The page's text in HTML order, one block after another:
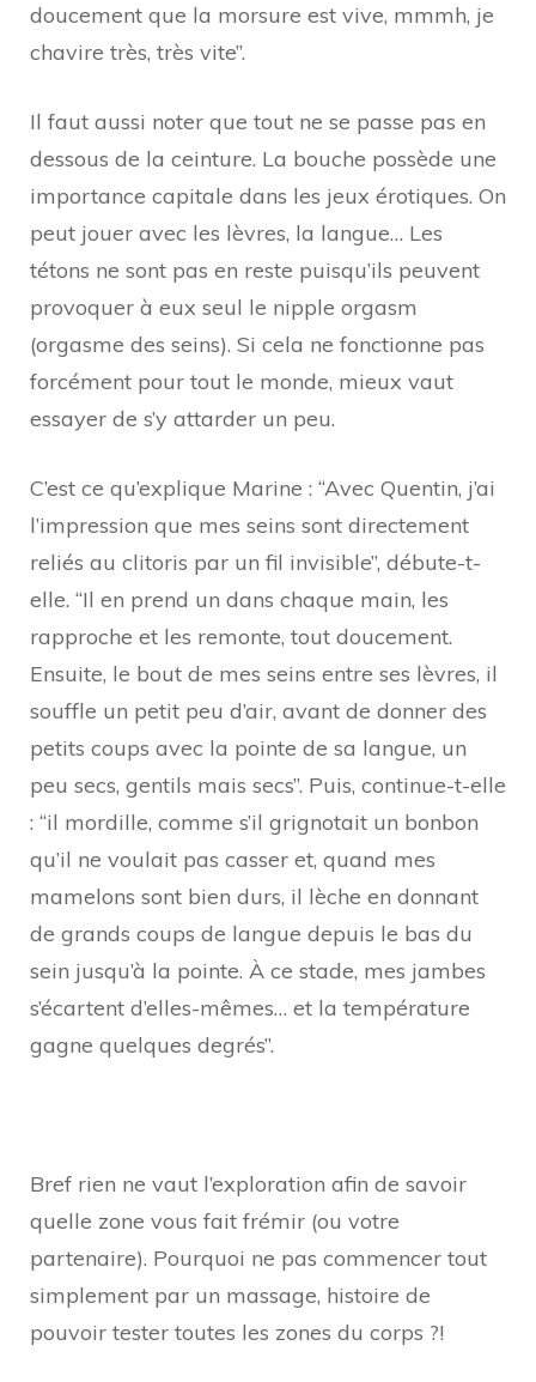
doucement que la morsure est vive, mmmh, je
chavire très, très vite”.
Il faut aussi noter que tout ne se passe pas en
dessous de la ceinture. La bouche possède une
importance capitale dans les jeux érotiques. On
peut jouer avec les lèvres, la langue… Les
tétons ne sont pas en reste puisqu’ils peuvent
provoquer à eux seul le nipple orgasm
(orgasme des seins). Si cela ne fonctionne pas
forcément pour tout le monde, mieux vaut
essayer de s’y attarder un peu.
C’est ce qu’explique Marine : “Avec Quentin, j’ai
l’impression que mes seins sont directement
reliés au clitoris par un fil invisible”, débute-t-
elle. “Il en prend un dans chaque main, les
rapproche et les remonte, tout doucement.
Ensuite, le bout de mes seins entre ses lèvres, il
souffle un petit peu d’air, avant de donner des
petits coups avec la pointe de sa langue, un
peu secs, gentils mais secs”. Puis, continue-t-elle
: “il mordille, comme s’il grignotait un bonbon
qu’il ne voulait pas casser et, quand mes
mamelons sont bien durs, il lèche en donnant
de grands coups de langue depuis le bas du
sein jusqu’à la pointe. À ce stade, mes jambes
s’écartent d’elles-mêmes… et la température
gagne quelques degrés”.
Bref rien ne vaut l’exploration afin de savoir
quelle zone vous fait frémir (ou votre
partenaire). Pourquoi ne pas commencer tout
simplement par un massage, histoire de
pouvoir tester toutes les zones du corps ?!